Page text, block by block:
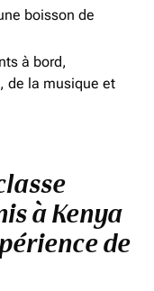
boisson de
à bord,
de la musique et
à Kenya
de